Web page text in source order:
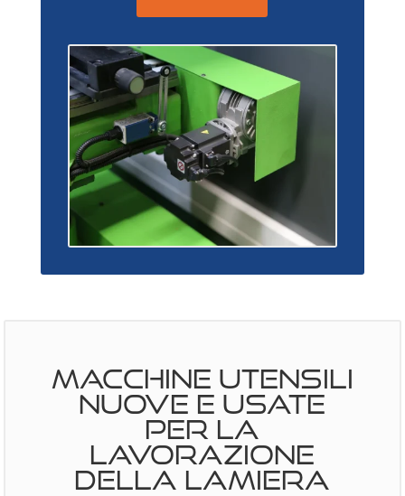
MACCHINE UTENSILI
NUOVE E USATE
PER LA
LAVORAZIONE
DELLA LAMIERA